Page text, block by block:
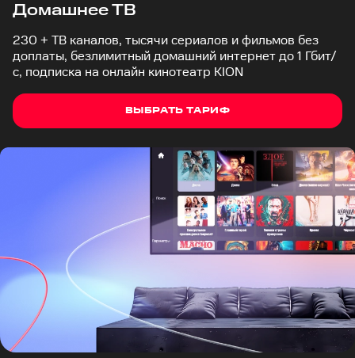
Домашнее ТВ
230 + ТВ каналов, тысячи сериалов и фильмов без
доплаты, безлимитный домашний интернет до 1 Гбит/
с, подписка на онлайн кинотеатр KION
ВЫБРАТЬ ТАРИФ